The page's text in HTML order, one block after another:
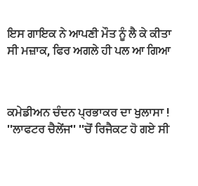
ਇਸ ਗਾਇਕ ਨੇ ਆਪਣੀ ਮੌਤ ਨੂੰ ਲੈ ਕੇ ਕੀਤਾ
ਸੀ ਮਜ਼ਾਕ, ਫਿਰ ਅਗਲੇ ਹੀ ਪਲ ਆ ਗਿਆ
ਕਮੇਡੀਅਨ ਚੰਦਨ ਪ੍ਰਭਾਕਰ ਦਾ ਖੁਲਾਸਾ !
''ਲਾਫਟਰ ਚੈਲੇਂਜ'' ''ਚੋਂ ਰਿਜੈਕਟ ਹੋ ਗਏ ਸੀ